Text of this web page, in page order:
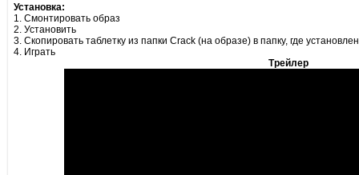
Установка:
1. Смонтировать образ
2. Установить
3. Скопировать таблетку из папки Crack (на образе) в папку, где
4. Играть
Трейлер